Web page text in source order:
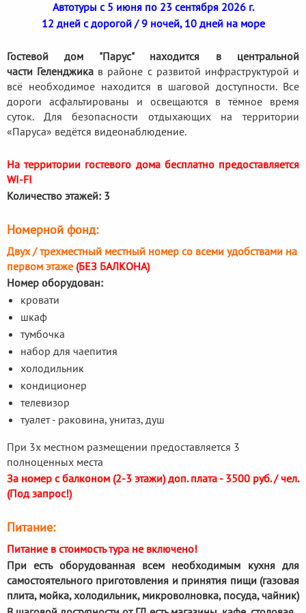
Автотуры с 5 июня по 23 сентября 2026 г.
12 дней с дорогой / 9 ночей, 10 дней на море
Гостевой дом "Парус" находится в центральной
части Геленджика в районе с развитой инфраструктурой и
всё необходимое находится в шаговой доступности. Все
дороги асфальтированы и освещаются в тёмное время
суток. Для безопасности отдыхающих на территории
«Паруса» ведётся видеонаблюдение.
На территории гостевого дома бесплатно предоставляется
WI-FI
Количество этажей: 3
Номерной фонд:
Двух / трехместный местный номер со всеми удобствами на
первом этаже (БЕЗ БАЛКОНА)
Номер оборудован:
кровати
шкаф
тумбочка
набор для чаепития
холодильник
кондиционер
телевизор
туалет - раковина, унитаз, душ
При 3х местном размещении предоставляется 3
полноценных места
За номер с балконом (2-3 этажи) доп. плата - 3500 руб. / чел.
(Под запрос!)
Питание:
Питание в стоимость тура не включено!
При есть оборудованная всем необходимым кухня для
самостоятельного приготовления и принятия пищи (газовая
плита, мойка, холодильник, микроволновка, посуда, чайник)